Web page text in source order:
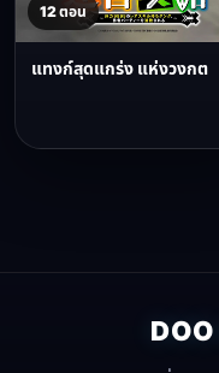
12 ตอน
แทงก์สุดแกร่ง แห่งวงกต